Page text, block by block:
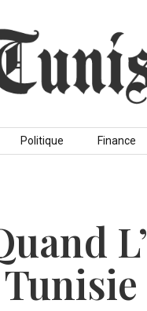
Politique Finance